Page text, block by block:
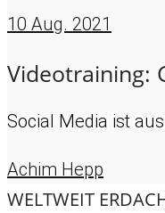
10 Aug. 2021
Videotraining:
Social Media ist
Achim Hepp
WELTWEIT